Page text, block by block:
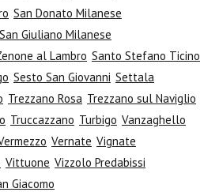
San Donato Milanese
San Giuliano Milanese
al Lambro Santo Stefano Ticino
Sesto San Giovanni Settala
Trezzano Rosa Trezzano sul Naviglio
Truccazzano Turbigo Vanzaghello
Vernate Vignate
Vittuone Vizzolo Predabissi
Giacomo